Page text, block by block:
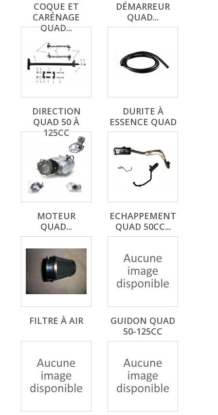
COQUE ET
CARÉNAGE
QUAD...
DÉMARREUR
QUAD...
DIRECTION
QUAD 50 À
125CC
DURITE À
ESSENCE QUAD
MOTEUR
QUAD...
ECHAPPEMENT
QUAD 50CC...
FILTRE À AIR
GUIDON QUAD
50-125CC